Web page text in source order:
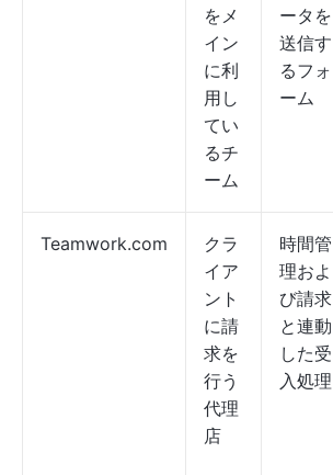
をメ
イン
に利
用し
てい
るチ
ーム
ータを
送信す
るフォ
ーム
Teamwork.com
クラ
イア
ント
に請
求を
行う
代理
店
時間管
理およ
び請求
と連動
した受
入処理